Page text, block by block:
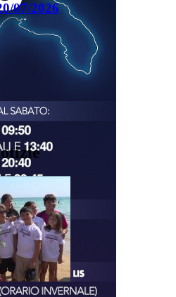
07/2026